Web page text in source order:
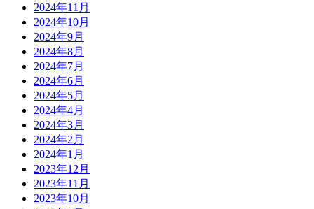
2024年11月
2024年10月
2024年9月
2024年8月
2024年7月
2024年6月
2024年5月
2024年4月
2024年3月
2024年2月
2024年1月
2023年12月
2023年11月
2023年10月